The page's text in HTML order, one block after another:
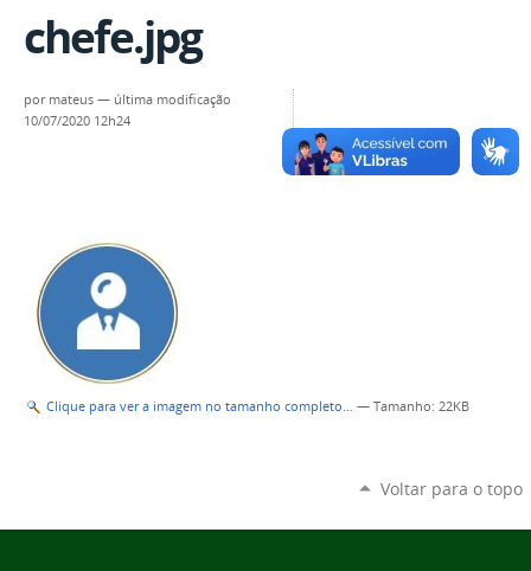
chefe.jpg
por mateus — última modificação
10/07/2020 12h24
Clique para ver a imagem no tamanho completo… — Tamanho: 22KB
Voltar para o topo